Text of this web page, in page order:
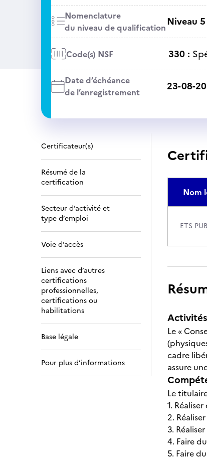
Nomenclature
du niveau de qualificationNiveau 5
Code(s) NSF 330 :
Date d’échéance
de l’enregistrement
23-08-
Certificateur(s)
Résumé de la
certification
Secteur d’activité et
type d’emploi
Voie d’accès
Liens avec d’autres
certifications
professionnelles,
certifications ou
habilitations
Base légale
Pour plus d’informations
Nom
ETS
Le «
cadre
assure
Le
1.
2.
3.
4. Faire
5. Faire